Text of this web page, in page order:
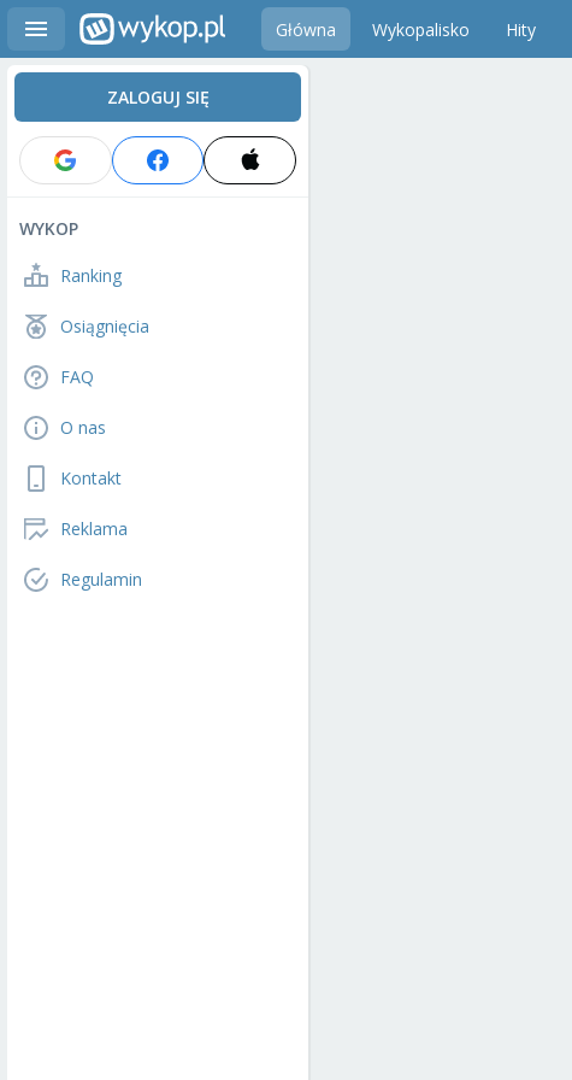
Główna Wykopalisko Hity
ZALOGUJ SIĘ
WYKOP
Ranking
Osiągnięcia
FAQ
O nas
Kontakt
Reklama
Regulamin